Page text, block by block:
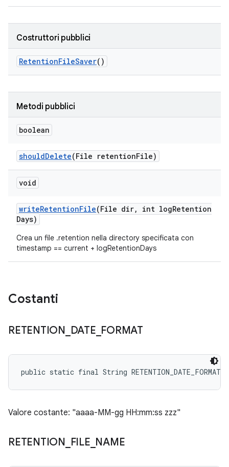
Costruttori pubblici
RetentionFileSaver()
Metodi pubblici
boolean
shouldDelete(File retentionFile)
void
writeRetentionFile(File dir, int logRetention
Days)
Crea un file .retention nella directory specificata con
timestamp == current + logRetentionDays
Costanti
RETENTION DATE FORMAT
public static final String RETENTION_DATE_FORMAT
Valore costante: "aaaa-MM-gg HH:mm:ss zzz"
RETENTION FILE NAME